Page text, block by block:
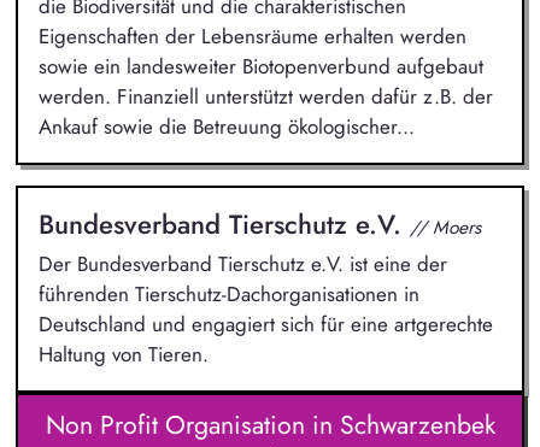
die Biodiversität und die charakteristischen
Eigenschaften der Lebensräume erhalten werden
sowie ein landesweiter Biotopenverbund aufgebaut
werden. Finanziell unterstützt werden dafür z.B. der
Ankauf sowie die Betreuung ökologischer...
Bundesverband Tierschutz e.V. // Moers
Der Bundesverband Tierschutz e.V. ist eine der
führenden Tierschutz-Dachorganisationen in
Deutschland und engagiert sich für eine artgerechte
Haltung von Tieren.
Non Profit Organisation in Schwarzenbek